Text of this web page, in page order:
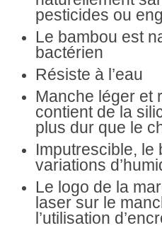
pesticides ou
Le bambou est
bactérien
Résiste à l’eau
Manche léger et
contient de la
plus dur que le
Imputrescible, le
variations
Le logo de la
laser sur le
l’utilisation